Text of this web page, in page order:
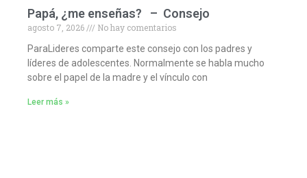
Papá, ¿me enseñas? – Consejo
agosto 7, 2026
No hay comentarios
ParaLideres comparte este consejo con los padres y
líderes de adolescentes. Normalmente se habla mucho
sobre el papel de la madre y el vínculo con
Leer más »